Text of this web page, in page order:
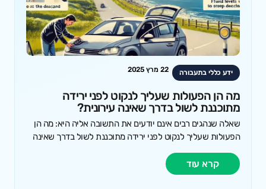
ידע כללי בתעבורה 22 מרץ 2025
מה הן הפעולות שעליך לנקוט לפני ירידה
מתוכננת לשול בדרך שאינה עירונית?
שאלה שנהגים רבים אינם יודעים את התשובה אליה היא: מה הן
הפעולות שעליך לנקוט לפני ירידה מתוכננת לשול בדרך שאינה
קרא עוד